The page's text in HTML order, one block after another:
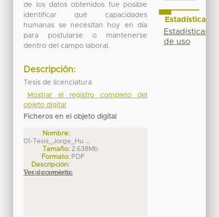
de los datos obtenidos fue posible
identificar qué capacidades
humanas se necesitan hoy en día
para postularse o mantenerse
dentro del campo laboral.
Descripción:
Tesis de licenciatura
Mostrar el registro completo del
objeto digital
Ficheros en el objeto digital
Nombre:
01-Tesis_Jorge_Hu ...
Tamaño: 2.638Mb
Formato: PDF
Descripción:
Tesis completa
Ver documento
Estadísticas
Estadísticas
de uso